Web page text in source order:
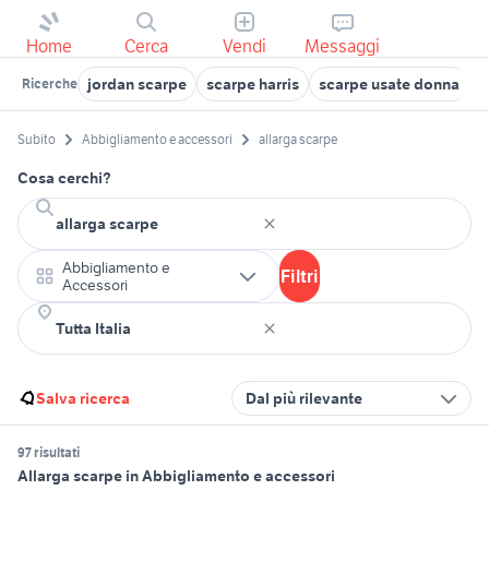
Home Cerca Vendi Messaggi
Ricerche jordan scarpe scarpe harris scarpe usate donna
Subito Abbigliamento e accessori allarga scarpe
Cosa cerchi?
Abbigliamento e
Accessori
Filtri
Salva ricerca Dal più rilevante
97 risultati
Allarga scarpe in Abbigliamento e accessori